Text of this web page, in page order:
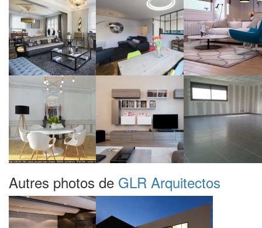
Autres photos de GLR Arquitectos